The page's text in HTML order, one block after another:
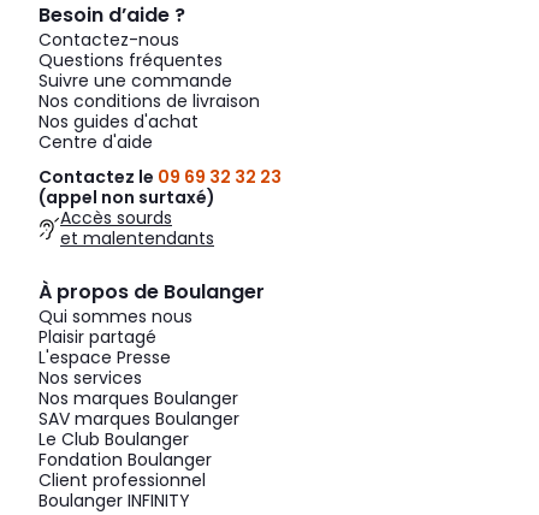
Besoin d’aide ?
Contactez-nous
Questions fréquentes
Suivre une commande
Nos conditions de livraison
Nos guides d'achat
Centre d'aide
Contactez le 09 69 32 32 23
(appel non surtaxé)
Accès sourds
et malentendants
À propos de Boulanger
Qui sommes nous
Plaisir partagé
L'espace Presse
Nos services
Nos marques Boulanger
SAV marques Boulanger
Le Club Boulanger
Fondation Boulanger
Client professionnel
Boulanger INFINITY